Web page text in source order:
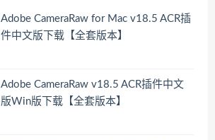
Adobe CameraRaw for Mac v18.5 ACR插
件中文版下载【全套版本】
Adobe CameraRaw v18.5 ACR插件中文
版Win版下载【全套版本】